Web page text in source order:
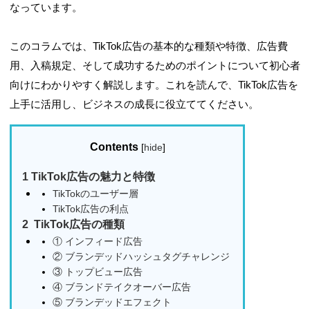
なっています。
このコラムでは、TikTok広告の基本的な種類や特徴、広告費
用、入稿規定、そして成功するためのポイントについて初心者
向けにわかりやすく解説します。これを読んで、TikTok広告を
上手に活用し、ビジネスの成長に役立ててください。
Contents [hide]
1 TikTok広告の魅力と特徴
TikTokのユーザー層
TikTok広告の利点
2 TikTok広告の種類
① インフィード広告
② ブランデッドハッシュタグチャレンジ
③ トップビュー広告
④ ブランドテイクオーバー広告
⑤ ブランデッドエフェクト